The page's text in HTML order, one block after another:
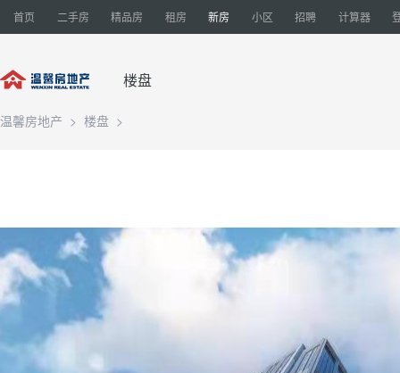
首页 二手房 精品房 租房 新房 小区 招聘 计算器
楼盘
温馨房地产 > 楼盘 >